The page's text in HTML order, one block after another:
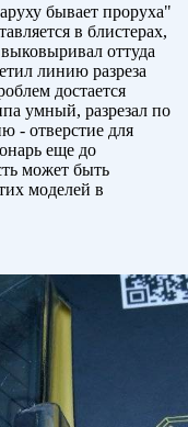
бывает проруха"
в блистерах,
выковыривал оттуда
линию разреза
достается
умный, разрезал по
- отверстие для
еще до
может быть
моделей в